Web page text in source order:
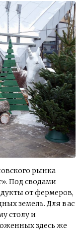
рынка
Под сводами
от фермеров,
земель. Для вас
столу и
здесь же